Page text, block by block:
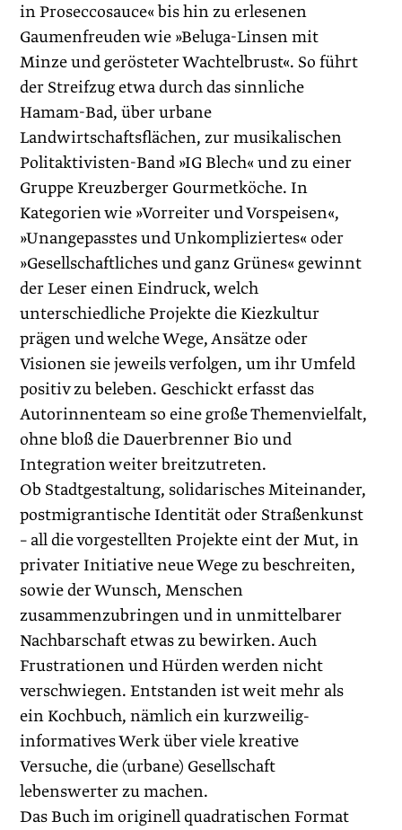
in Proseccosauce« bis hin zu erlesenen
Gaumenfreuden wie »Beluga-Linsen mit
Minze und gerösteter Wachtelbrust«. So führt
der Streifzug etwa durch das sinnliche
Hamam-Bad, über urbane
Landwirtschaftsflächen, zur musikalischen
Politaktivisten-Band »IG Blech« und zu einer
Gruppe Kreuzberger Gourmetköche. In
Kategorien wie »Vorreiter und Vorspeisen«,
»Unangepasstes und Unkompliziertes« oder
»Gesellschaftliches und ganz Grünes« gewinnt
der Leser einen Eindruck, welch
unterschiedliche Projekte die Kiezkultur
prägen und welche Wege, Ansätze oder
Visionen sie jeweils verfolgen, um ihr Umfeld
positiv zu beleben. Geschickt erfasst das
Autorinnenteam so eine große Themenvielfalt,
ohne bloß die Dauerbrenner Bio und
Integration weiter breitzutreten.
Ob Stadtgestaltung, solidarisches Miteinander,
postmigrantische Identität oder Straßenkunst
– all die vorgestellten Projekte eint der Mut, in
privater Ini­tiative neue Wege zu beschreiten,
sowie der Wunsch, Menschen
zusammenzubringen und in unmittelbarer
Nachbarschaft etwas zu bewirken. Auch
Frustrationen und Hürden werden nicht
verschwiegen. Entstanden ist weit mehr als
ein Kochbuch, nämlich ein kurzweilig-
informatives Werk über viele kreative
Versuche, die (urbane) Gesellschaft
lebenswerter zu machen.
Das Buch im originell quadratischen Format